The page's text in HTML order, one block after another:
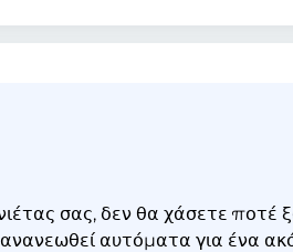
σας, δεν θα χάσετε ποτέ
αυτόματα για ένα